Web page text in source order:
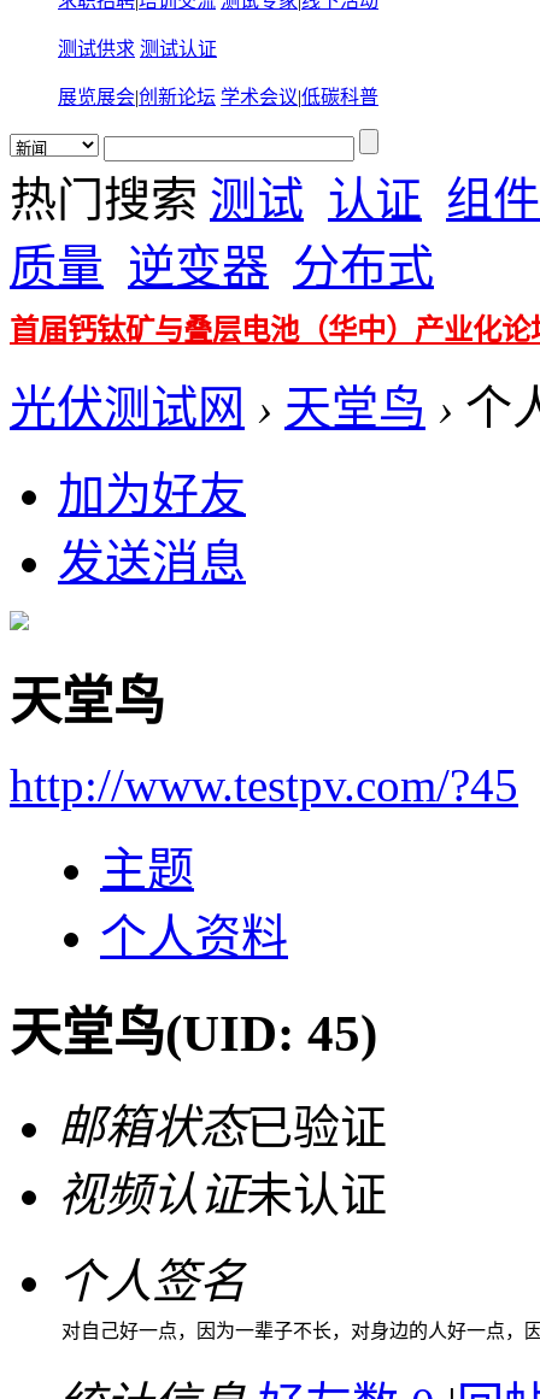
测试供求 测试认证
展览展会|创新论坛 学术会议|低碳科普
热门搜索 测试 认证 组件
质量 逆变器 分布式
首届钙钛矿与叠层电池（华中）产业化论
光伏测试网 › 天堂鸟 › 个
加为好友
发送消息
天堂鸟
http://www.testpv.com/?45
主题
个人资料
天堂鸟(UID: 45)
邮箱状态已验证
视频认证未认证
个人签名
对自己好一点，因为一辈子不长，对身边的人好一点，